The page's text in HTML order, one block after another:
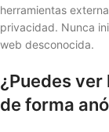
herramientas
privacidad. Nunca
web desconocida.
¿Puedes
de forma